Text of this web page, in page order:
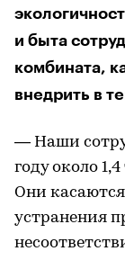
и быта
комбината,
внедрить в
— Наши
году около
Они
устранения